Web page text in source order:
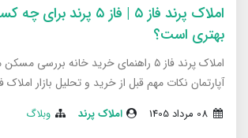
املاک پرند فاز ۵ | فاز ۵
بهتری است؟
آپارتمان نکات مهم قبل از خرید و تحلیل بازار املاک
املاک پرند وبلاگ